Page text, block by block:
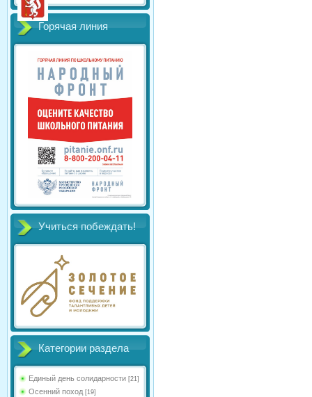
Горячая линия
Учиться побеждать!
Категории раздела
Единый день солидарности [21]
Осенний поход [19]